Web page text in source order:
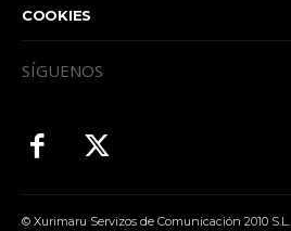
COOKIES
SÍGUENOS
© Xurimaru Servizos de Comunicación 2010 S.L.